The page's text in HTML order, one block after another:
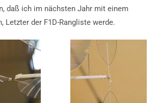
daß ich im nächsten Jahr mit einem
Letzter der F1D-Rangliste werde.